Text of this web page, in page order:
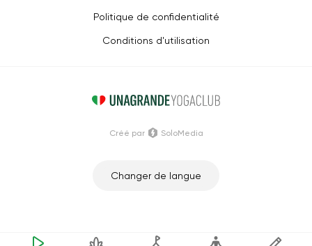
Politique de confidentialité
Conditions d'utilisation
Changer de langue
Créé par SoloMedia